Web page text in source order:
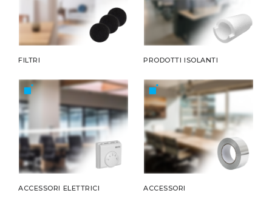
FILTRI PRODOTTI ISOLANTI
ACCESSORI ELETTRICI ACCESSORI